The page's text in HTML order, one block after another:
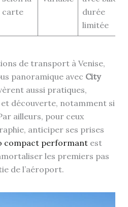
carte
durée
limitée
de transport à Venise,
panoramique avec City
aussi pratiques,
découverte, notamment si
ailleurs, pour ceux
anticiper ses prises
compact performantest
les premiers pas
de l’aéroport.